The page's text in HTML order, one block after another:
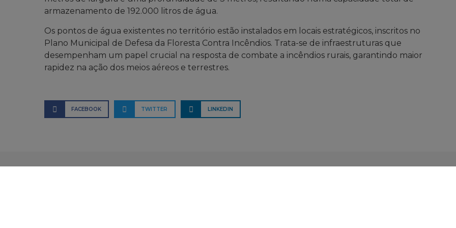
armazenamento de 192.000 litros de água.
Os pontos de água existentes no território estão instalados em locais estratégicos, inscritos no
Plano Municipal de Defesa da Floresta Contra Incêndios. Trata-se de infraestruturas que
desempenham um papel crucial na resposta de combate a incêndios rurais, garantindo maior
rapidez na ação dos meios aéreos e terrestres.
FACEBOOK TWITTER LINKEDIN